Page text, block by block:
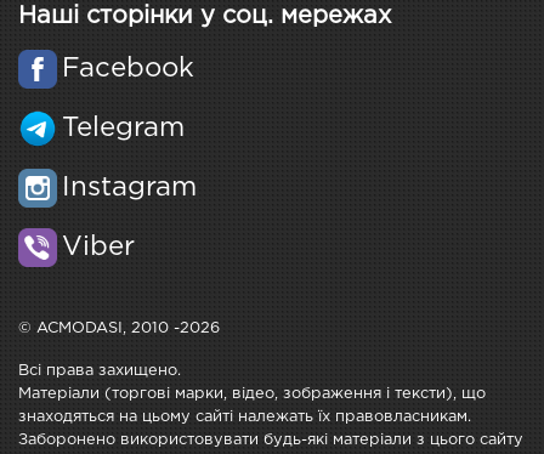
Наші сторінки у соц. мережах
Facebook
Telegram
Instagram
Viber
© ACMODASI, 2010 -2026
Всі права захищено.
Матеріали (торгові марки, відео, зображення і тексти), що
знаходяться на цьому сайті належать їх правовласникам.
Заборонено використовувати будь-які матеріали з цього сайту